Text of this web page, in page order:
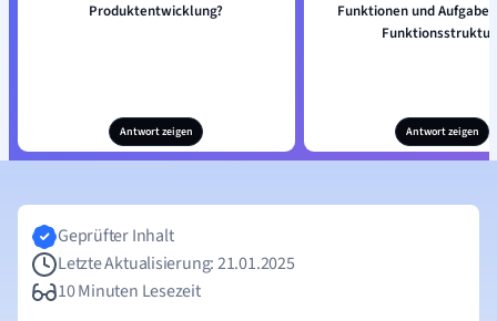
Produktentwicklung?
Antwort zeigen
Funktionen und
Antwort zeigen
Geprüfter Inhalt
Letzte Aktualisierung: 21.01.2025
10 Minuten Lesezeit